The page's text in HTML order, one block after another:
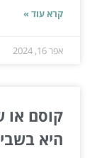
קרא עוד »
אפר 16, 2024
קוסם או
היא